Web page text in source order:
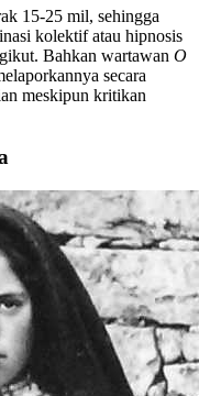
15-25 mil, sehingga
kolektif atau hipnosis
Bahkan wartawan O
secara
meskipun kritikan